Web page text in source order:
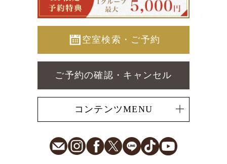
空室検索・ご予約
ご予約の確認・キャンセル
コンテンツMENU
E-MailInstagramFacebook
X LINETikTok